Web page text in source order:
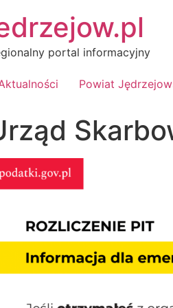
portal informacyjny
Powiat